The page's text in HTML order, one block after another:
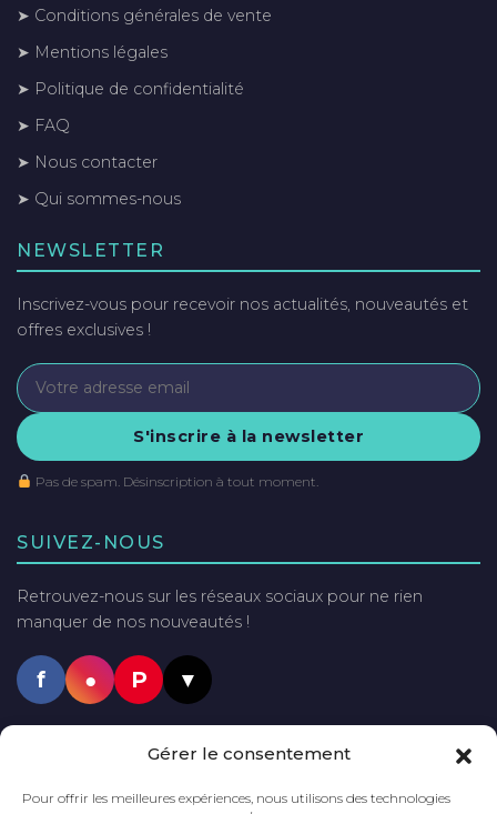
Gérer le consentement
Pour offrir les meilleures expériences, nous utilisons des technologies
➤ Conditions générales de vente
➤ Mentions légales
➤ Politique de confidentialité
➤ FAQ
➤ Nous contacter
➤ Qui sommes-nous
NEWSLETTER
Inscrivez-vous pour recevoir nos actualités, nouveautés et
offres exclusives !
S'inscrire à la newsletter
Pas de spam. Désinscription à tout moment.
SUIVEZ-NOUS
Retrouvez-nous sur les réseaux sociaux pour ne rien
manquer de nos nouveautés !
f ● P ▼